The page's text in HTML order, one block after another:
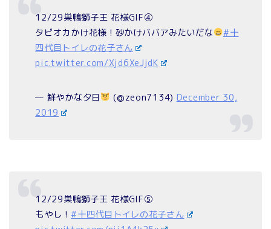
12/29巣鴨獅子王 花様GIF④
タピオカかけ花様！砂かけババアみたいだな
#十
四代目トイレの花子さん
pic.twitter.com/Xjd6XeJjdK
— 鮮やかな夕日 (@zeon7134) December 30,
2019
12/29巣鴨獅子王 花様GIF⑤
もやし！ #十四代目トイレの花子さん